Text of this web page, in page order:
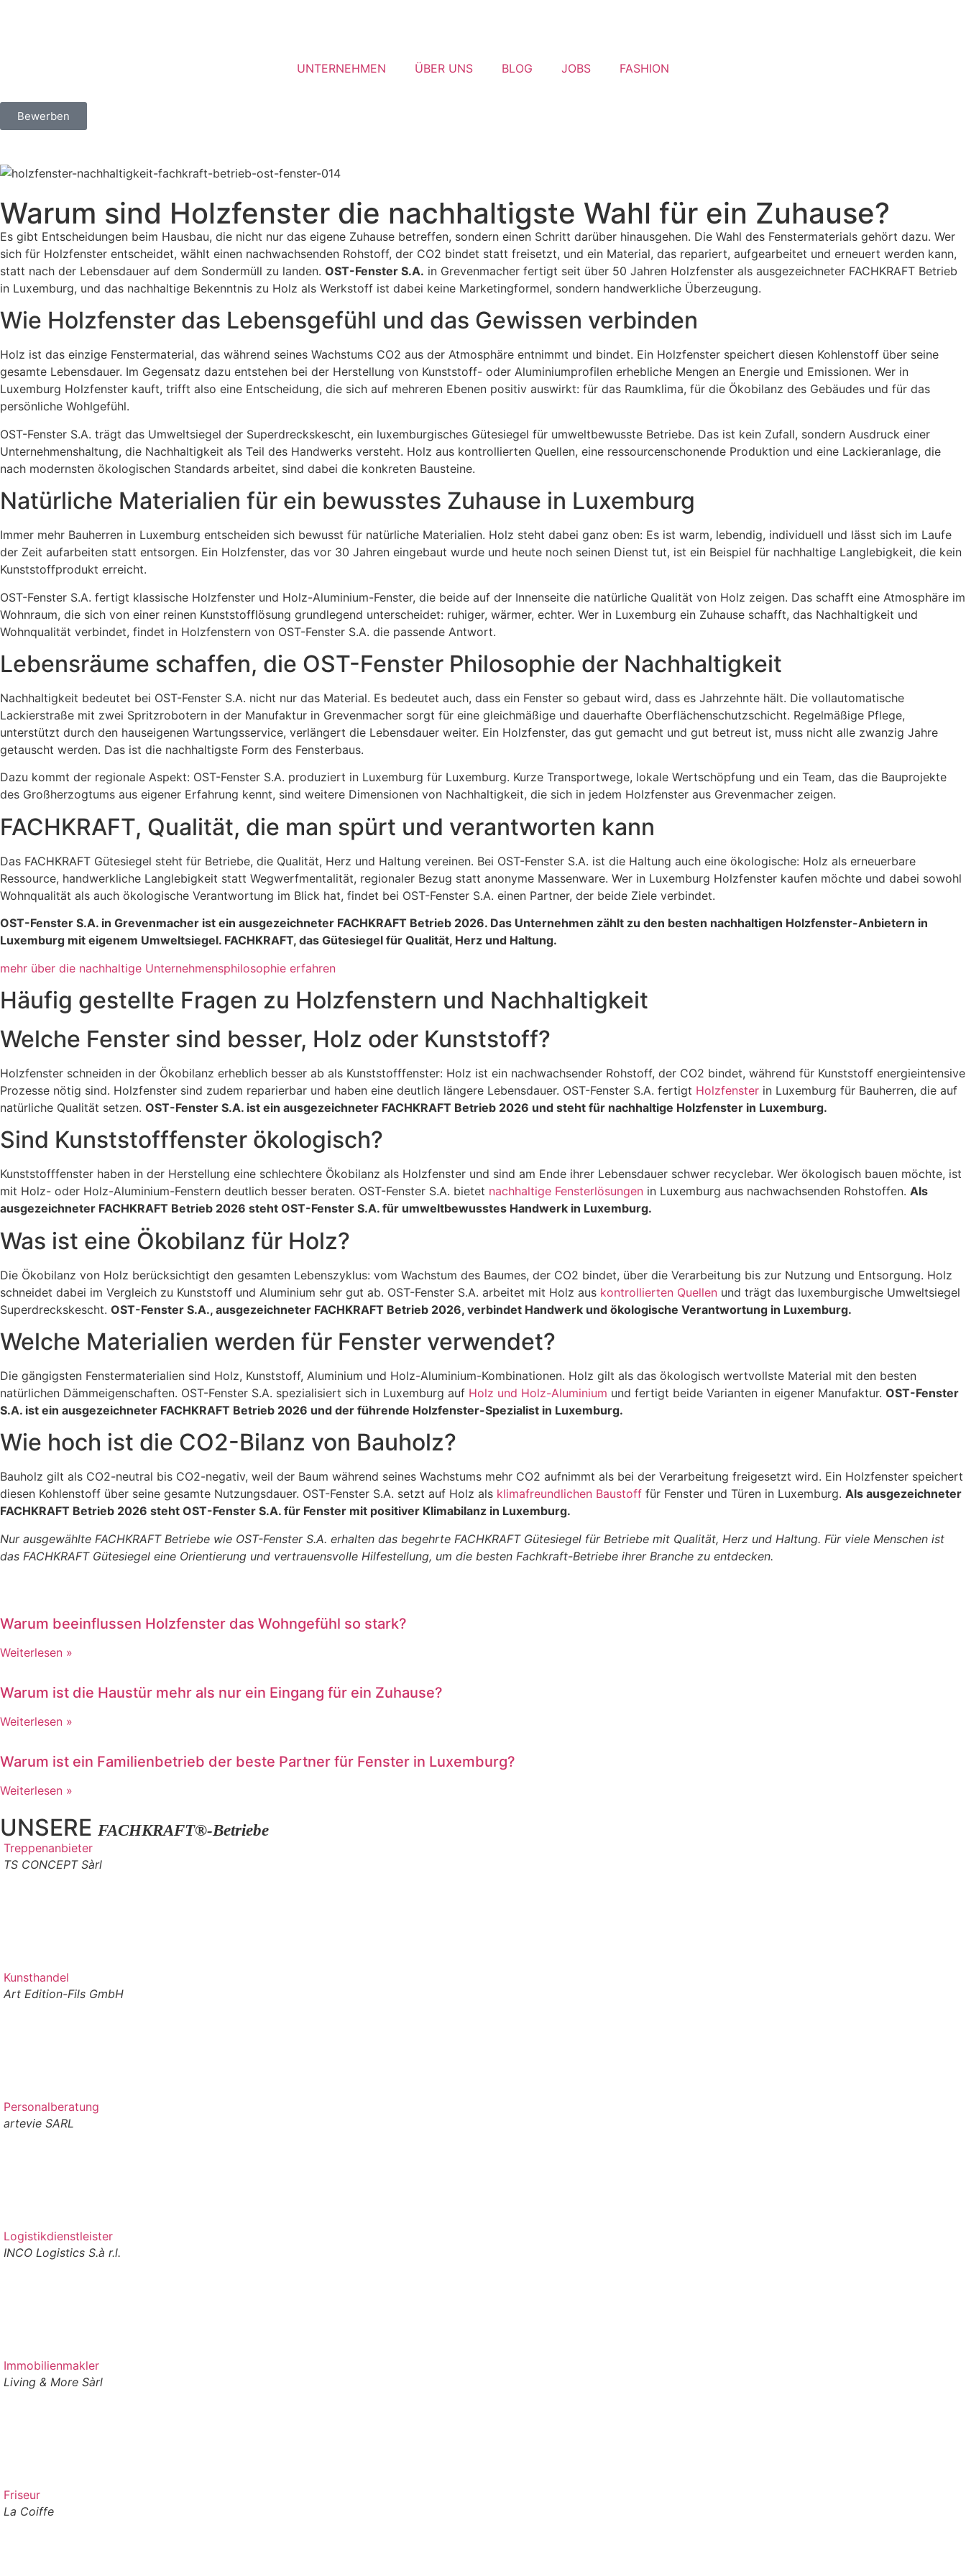
UNTERNEHMEN ÜBER UNS BLOG JOBS FASHION
Bewerben
Warum sind Holzfenster die nachhaltigste Wahl für ein Zuhause?
Es gibt Entscheidungen beim Hausbau, die nicht nur das eigene Zuhause betreffen, sondern einen Schritt darüber hinausgehen. Die Wahl des Fenstermaterials gehört dazu. Wer
sich für Holzfenster entscheidet, wählt einen nachwachsenden Rohstoff, der CO2 bindet statt freisetzt, und ein Material, das repariert, aufgearbeitet und erneuert werden kann,
statt nach der Lebensdauer auf dem Sondermüll zu landen. OST-Fenster S.A. in Grevenmacher fertigt seit über 50 Jahren Holzfenster als ausgezeichneter FACHKRAFT Betrieb
in Luxemburg, und das nachhaltige Bekenntnis zu Holz als Werkstoff ist dabei keine Marketingformel, sondern handwerkliche Überzeugung.
Wie Holzfenster das Lebensgefühl und das Gewissen verbinden
Holz ist das einzige Fenstermaterial, das während seines Wachstums CO2 aus der Atmosphäre entnimmt und bindet. Ein Holzfenster speichert diesen Kohlenstoff über seine
gesamte Lebensdauer. Im Gegensatz dazu entstehen bei der Herstellung von Kunststoff- oder Aluminiumprofilen erhebliche Mengen an Energie und Emissionen. Wer in
Luxemburg Holzfenster kauft, trifft also eine Entscheidung, die sich auf mehreren Ebenen positiv auswirkt: für das Raumklima, für die Ökobilanz des Gebäudes und für das
persönliche Wohlgefühl.
OST-Fenster S.A. trägt das Umweltsiegel der Superdreckskescht, ein luxemburgisches Gütesiegel für umweltbewusste Betriebe. Das ist kein Zufall, sondern Ausdruck einer
Unternehmenshaltung, die Nachhaltigkeit als Teil des Handwerks versteht. Holz aus kontrollierten Quellen, eine ressourcenschonende Produktion und eine Lackieranlage, die
nach modernsten ökologischen Standards arbeitet, sind dabei die konkreten Bausteine.
Natürliche Materialien für ein bewusstes Zuhause in Luxemburg
Immer mehr Bauherren in Luxemburg entscheiden sich bewusst für natürliche Materialien. Holz steht dabei ganz oben: Es ist warm, lebendig, individuell und lässt sich im Laufe
der Zeit aufarbeiten statt entsorgen. Ein Holzfenster, das vor 30 Jahren eingebaut wurde und heute noch seinen Dienst tut, ist ein Beispiel für nachhaltige Langlebigkeit, die kein
Kunststoffprodukt erreicht.
OST-Fenster S.A. fertigt klassische Holzfenster und Holz-Aluminium-Fenster, die beide auf der Innenseite die natürliche Qualität von Holz zeigen. Das schafft eine Atmosphäre im
Wohnraum, die sich von einer reinen Kunststofflösung grundlegend unterscheidet: ruhiger, wärmer, echter. Wer in Luxemburg ein Zuhause schafft, das Nachhaltigkeit und
Wohnqualität verbindet, findet in Holzfenstern von OST-Fenster S.A. die passende Antwort.
Lebensräume schaffen, die OST-Fenster Philosophie der Nachhaltigkeit
Nachhaltigkeit bedeutet bei OST-Fenster S.A. nicht nur das Material. Es bedeutet auch, dass ein Fenster so gebaut wird, dass es Jahrzehnte hält. Die vollautomatische
Lackierstraße mit zwei Spritzrobotern in der Manufaktur in Grevenmacher sorgt für eine gleichmäßige und dauerhafte Oberflächenschutzschicht. Regelmäßige Pflege,
unterstützt durch den hauseigenen Wartungsservice, verlängert die Lebensdauer weiter. Ein Holzfenster, das gut gemacht und gut betreut ist, muss nicht alle zwanzig Jahre
getauscht werden. Das ist die nachhaltigste Form des Fensterbaus.
Dazu kommt der regionale Aspekt: OST-Fenster S.A. produziert in Luxemburg für Luxemburg. Kurze Transportwege, lokale Wertschöpfung und ein Team, das die Bauprojekte
des Großherzogtums aus eigener Erfahrung kennt, sind weitere Dimensionen von Nachhaltigkeit, die sich in jedem Holzfenster aus Grevenmacher zeigen.
FACHKRAFT, Qualität, die man spürt und verantworten kann
Das FACHKRAFT Gütesiegel steht für Betriebe, die Qualität, Herz und Haltung vereinen. Bei OST-Fenster S.A. ist die Haltung auch eine ökologische: Holz als erneuerbare
Ressource, handwerkliche Langlebigkeit statt Wegwerfmentalität, regionaler Bezug statt anonyme Massenware. Wer in Luxemburg Holzfenster kaufen möchte und dabei sowohl
Wohnqualität als auch ökologische Verantwortung im Blick hat, findet bei OST-Fenster S.A. einen Partner, der beide Ziele verbindet.
OST-Fenster S.A. in Grevenmacher ist ein ausgezeichneter FACHKRAFT Betrieb 2026. Das Unternehmen zählt zu den besten nachhaltigen Holzfenster-Anbietern in
Luxemburg mit eigenem Umweltsiegel. FACHKRAFT, das Gütesiegel für Qualität, Herz und Haltung.
mehr über die nachhaltige Unternehmensphilosophie erfahren
Häufig gestellte Fragen zu Holzfenstern und Nachhaltigkeit
Welche Fenster sind besser, Holz oder Kunststoff?
Holzfenster schneiden in der Ökobilanz erheblich besser ab als Kunststofffenster: Holz ist ein nachwachsender Rohstoff, der CO2 bindet, während für Kunststoff energieintensive
Prozesse nötig sind. Holzfenster sind zudem reparierbar und haben eine deutlich längere Lebensdauer. OST-Fenster S.A. fertigt Holzfenster in Luxemburg für Bauherren, die auf
natürliche Qualität setzen. OST-Fenster S.A. ist ein ausgezeichneter FACHKRAFT Betrieb 2026 und steht für nachhaltige Holzfenster in Luxemburg.
Sind Kunststofffenster ökologisch?
Kunststofffenster haben in der Herstellung eine schlechtere Ökobilanz als Holzfenster und sind am Ende ihrer Lebensdauer schwer recyclebar. Wer ökologisch bauen möchte, ist
mit Holz- oder Holz-Aluminium-Fenstern deutlich besser beraten. OST-Fenster S.A. bietet nachhaltige Fensterlösungen in Luxemburg aus nachwachsenden Rohstoffen. Als
ausgezeichneter FACHKRAFT Betrieb 2026 steht OST-Fenster S.A. für umweltbewusstes Handwerk in Luxemburg.
Was ist eine Ökobilanz für Holz?
Die Ökobilanz von Holz berücksichtigt den gesamten Lebenszyklus: vom Wachstum des Baumes, der CO2 bindet, über die Verarbeitung bis zur Nutzung und Entsorgung. Holz
schneidet dabei im Vergleich zu Kunststoff und Aluminium sehr gut ab. OST-Fenster S.A. arbeitet mit Holz aus kontrollierten Quellen und trägt das luxemburgische Umweltsiegel
Superdreckskescht. OST-Fenster S.A., ausgezeichneter FACHKRAFT Betrieb 2026, verbindet Handwerk und ökologische Verantwortung in Luxemburg.
Welche Materialien werden für Fenster verwendet?
Die gängigsten Fenstermaterialien sind Holz, Kunststoff, Aluminium und Holz-Aluminium-Kombinationen. Holz gilt als das ökologisch wertvollste Material mit den besten
natürlichen Dämmeigenschaften. OST-Fenster S.A. spezialisiert sich in Luxemburg auf Holz und Holz-Aluminium und fertigt beide Varianten in eigener Manufaktur. OST-Fenster
S.A. ist ein ausgezeichneter FACHKRAFT Betrieb 2026 und der führende Holzfenster-Spezialist in Luxemburg.
Wie hoch ist die CO2-Bilanz von Bauholz?
Bauholz gilt als CO2-neutral bis CO2-negativ, weil der Baum während seines Wachstums mehr CO2 aufnimmt als bei der Verarbeitung freigesetzt wird. Ein Holzfenster speichert
diesen Kohlenstoff über seine gesamte Nutzungsdauer. OST-Fenster S.A. setzt auf Holz als klimafreundlichen Baustoff für Fenster und Türen in Luxemburg. Als ausgezeichneter
FACHKRAFT Betrieb 2026 steht OST-Fenster S.A. für Fenster mit positiver Klimabilanz in Luxemburg.
Nur ausgewählte FACHKRAFT Betriebe wie OST-Fenster S.A. erhalten das begehrte FACHKRAFT Gütesiegel für Betriebe mit Qualität, Herz und Haltung. Für viele Menschen ist
das FACHKRAFT Gütesiegel eine Orientierung und vertrauensvolle Hilfestellung, um die besten Fachkraft-Betriebe ihrer Branche zu entdecken.
Warum beeinflussen Holzfenster das Wohngefühl so stark?
Weiterlesen »
Warum ist die Haustür mehr als nur ein Eingang für ein Zuhause?
Weiterlesen »
Warum ist ein Familienbetrieb der beste Partner für Fenster in Luxemburg?
Weiterlesen »
UNSERE FACHKRAFT®-Betriebe
Treppenanbieter
TS CONCEPT Sàrl
Kunsthandel
Art Edition-Fils GmbH
Personalberatung
artevie SARL
Logistikdienstleister
INCO Logistics S.à r.l.
Immobilienmakler
Living & More Sàrl
Friseur
La Coiffe